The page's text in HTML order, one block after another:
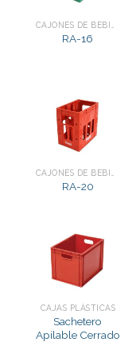
RA-16
RA-20
CAJAS PLÁSTICAS
Sachetero
Apilable Cerrado